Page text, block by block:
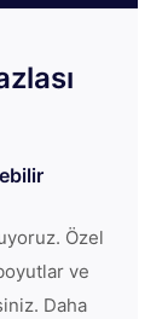
Özel
ve
Daha